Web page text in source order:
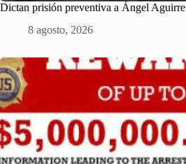
Dictan prisión preventiva a Ángel Aguirre
8 agosto, 2026